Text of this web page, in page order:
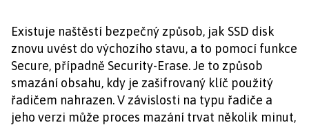
Existuje naštěstí bezpečný způsob, jak SSD disk
znovu uvést do výchozího stavu, a to pomocí funkce
Secure, případně Security-Erase. Je to způsob
smazání obsahu, kdy je zašifrovaný klíč použitý
řadičem nahrazen. V závislosti na typu řadiče a
jeho verzi může proces mazání trvat několik minut,